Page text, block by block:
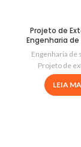
Projeto de
Engenharia
Engenharia de
Projeto de
LEIA